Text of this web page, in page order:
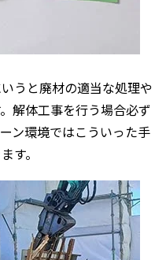
うと廃材の適当な処理や
解体工事を行う場合必ず
ン環境ではこういった手
す。